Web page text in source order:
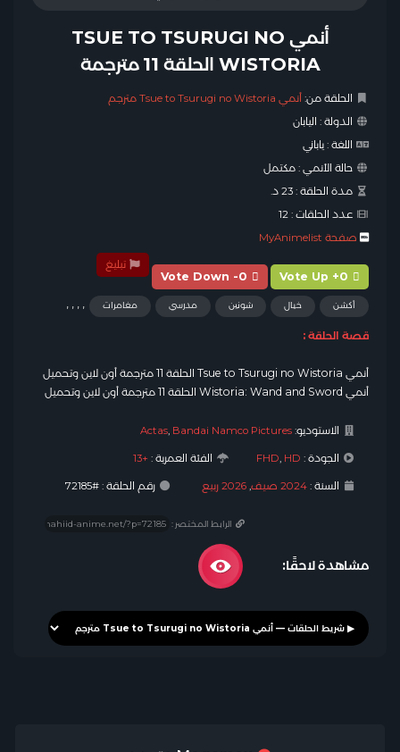
أنمي TSUE TO TSURUGI NO
WISTORIA الحلقة 11 مترجمة
الحلقة من:أنمي Tsue to Tsurugi no Wistoria مترجم
الدولة : اليابان
اللغة :ياباني
حالة الأنمي :مكتمل
مدة الحلقة :23 د.
عدد الحلقات :12
صفحة MyAnimelist
Vote Up +0
Vote Down -0
تبليغ
أكشن خيال شونين مدرسي مغامرات
قصة الحلقة :
أنمي Tsue to Tsurugi no Wistoria الحلقة 11 مترجمة أون لاين وتحميل
أنمي Wistoria: Wand and Sword الحلقة 11 مترجمة أون لاين وتحميل
الاستوديو: Actas, Bandai Namco Pictures
الجودة : FHD, HD الفئة العمرية : +13
السنة :2024 صيف ,2026 ربيع رقم الحلقة : #72185
الرابط المختصر :
مشاهدة لاحقًا: